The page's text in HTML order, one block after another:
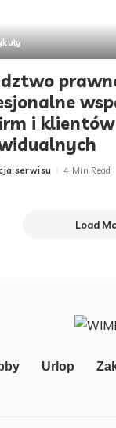
i klientów
serwisu 4 Min Read
Load
Urlop